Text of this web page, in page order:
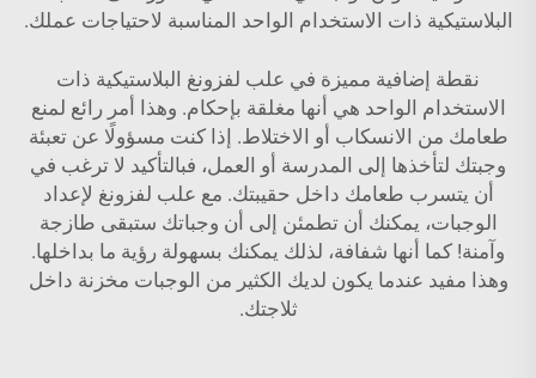
البلاستيكية ذات الاستخدام الواحد المناسبة لاحتياجات عملك.
نقطة إضافية مميزة في علب لفزونغ البلاستيكية ذات
الاستخدام الواحد هي أنها مغلقة بإحكام. وهذا أمر رائع لمنع
طعامك من الانسكاب أو الاختلاط. إذا كنت مسؤولًا عن تعبئة
وجبتك لتأخذها إلى المدرسة أو العمل، فبالتأكيد لا ترغب في
أن يتسرب طعامك داخل حقيبتك. مع علب لفزونغ لإعداد
الوجبات، يمكنك أن تطمئن إلى أن وجباتك ستبقى طازجة
وآمنة! كما أنها شفافة، لذلك يمكنك بسهولة رؤية ما بداخلها.
وهذا مفيد عندما يكون لديك الكثير من الوجبات مخزنة داخل
ثلاجتك.